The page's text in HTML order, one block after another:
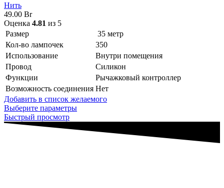
Нить
49.00 Br
Оценка 4.81 из 5
Размер
35 метр
Кол-во лампочек
350
Использование
Внутри помещения
Провод
Силикон
Функции
Рычажковый контроллер
Возможность соединения Нет
Добавить в список желаемого
Выберите параметры
Быстрый просмотр